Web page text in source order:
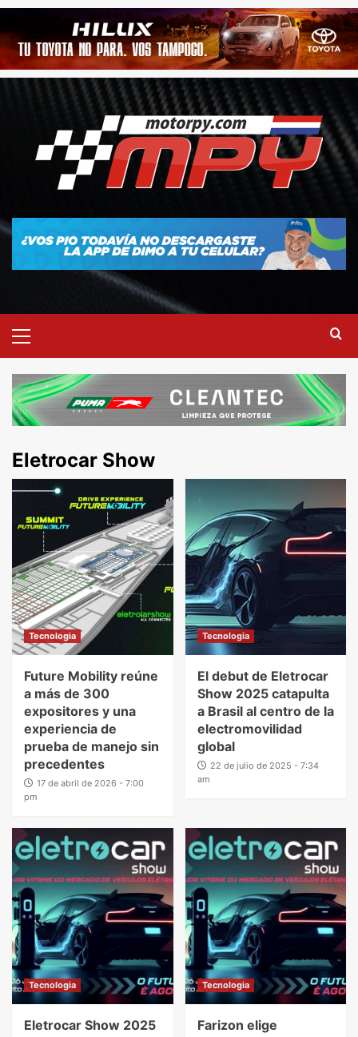
Eletrocar Show
Tecnologia
Future Mobility reúne
a más de 300
expositores y una
experiencia de
prueba de manejo sin
precedentes
17 de abril de 2026 - 7:00
pm
Tecnologia
El debut de Eletrocar
Show 2025 catapulta
a Brasil al centro de la
electromovilidad
global
22 de julio de 2025 - 7:34
am
Tecnologia
Eletrocar Show 2025
Tecnologia
Farizon elige